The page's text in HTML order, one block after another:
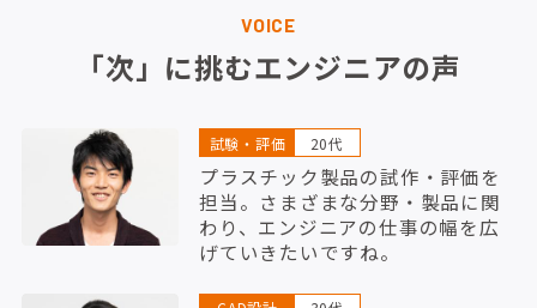
VOICE
「次」に挑むエンジニアの声
試験・評価 20代
プラスチック製品の試作・評価を
担当。さまざまな分野・製品に関
わり、エンジニアの仕事の幅を広
げていきたいですね。